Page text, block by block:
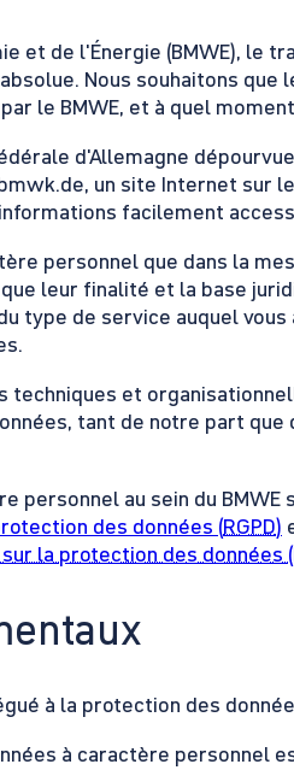
et de l'Énergie (BMWE), le
Nous souhaitons que
le BMWE, et à quel
d'Allemagne
un site Internet sur
facilement
personnel que dans la
leur finalité et la base
type de service auquel
techniques et
tant de notre part
personnel au sein du
des données (RGPD)
la protection des données
à la protection des
à caractère personnel